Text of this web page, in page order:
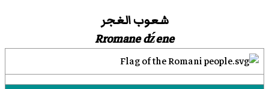
شعوب الغجر
Rromane dźene